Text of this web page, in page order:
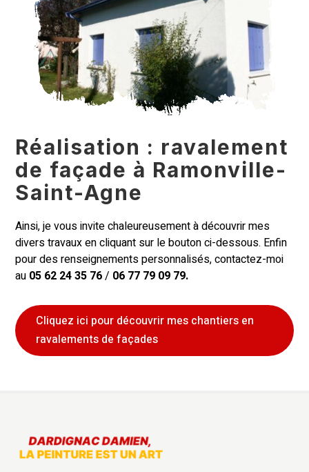
Réalisation : ravalement
de façade à Ramonville-
Saint-Agne
Ainsi, je vous invite chaleureusement à découvrir mes
divers travaux en cliquant sur le bouton ci-dessous. Enfin
pour des renseignements personnalisés, contactez-moi
au 05 62 24 35 76/ 06 77 79 09 79.
Cliquez ici pour découvrir mes chantiers en
ravalements de façades